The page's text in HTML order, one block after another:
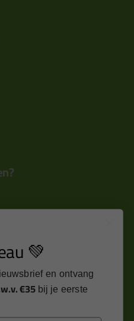
rechtstreeks in je
💚
en ontvang
€35 bij je eerste